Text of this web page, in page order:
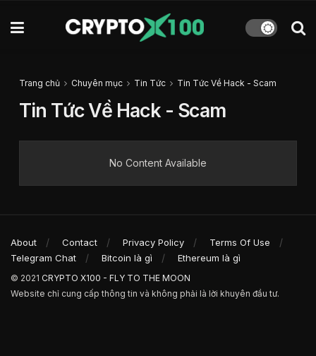
Trang chủ Chuyên mục Tin Tức Tin Tức Về Hack - Scam
Tin Tức Về Hack - Scam
No Content Available
About Contact Privacy Policy
Terms Of Use
Telegram Chat
Bitcoin là gì Ethereum là gì
© 2021 CRYPTO X100 - FLY TO THE MOON
Website chỉ cung cấp thông tin và không phải là lời khuyên đầu tư.